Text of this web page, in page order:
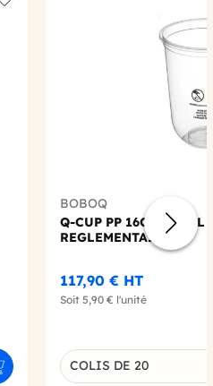
au panier
BOBOQ
Q-CUP PP 16OZ-500ML
REGLEMENTAIRE
117,90 € HT
Soit 5,90 € l'unité
Choisissez une
COLIS DE 20